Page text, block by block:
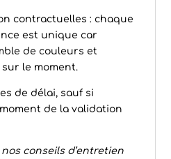
contractuelles : chaque
est unique car
de couleurs et
le moment.
de délai, sauf si
de la validation
conseils d’entretien